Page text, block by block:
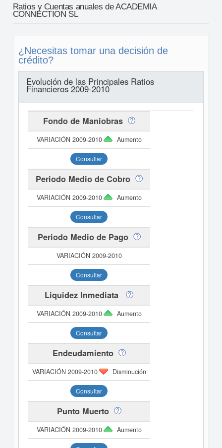
Ratios y Cuentas anuales de ACADEMIA
CONNECTION SL
¿Necesitas tomar una decisión de
crédito?
Evolución de las Principales Ratios
Financieros 2009-2010
Fondo de Maniobras
Aumento
Consultar
Periodo Medio de Cobro
Aumento
Consultar
Periodo Medio de Pago
Consultar
Liquidez Inmediata
Aumento
Consultar
Endeudamiento
Disminución
Consultar
Punto Muerto
Aumento